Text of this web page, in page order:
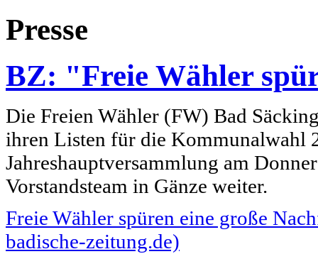
Presse
BZ: "Freie Wähler
Die Freien Wähler (FW) Bad
ihren Listen für die Kommunalwahl
Jahreshauptversammlung am
Vorstandsteam in Gänze weiter.
Freie Wähler spüren eine große
badische-zeitung.de)